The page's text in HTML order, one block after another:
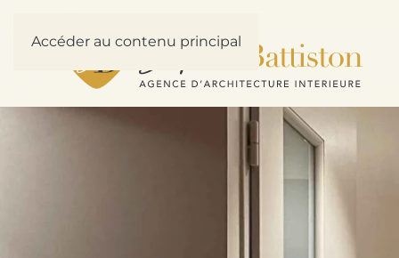
Accéder au contenu principal